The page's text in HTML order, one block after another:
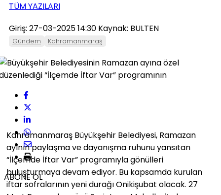
TÜM YAZILARI
Giriş: 27-03-2025 14:30 Kaynak: BULTEN
Gündem Kahramanmaraş
ABONE OL
Kahramanmaraş Büyükşehir Belediyesi, Ramazan
ayının paylaşma ve dayanışma ruhunu yansıtan
“İlçemde İftar Var” programıyla gönülleri
buluşturmaya devam ediyor. Bu kapsamda kurulan
iftar sofralarının yeni durağı Onikişubat olacak. 27